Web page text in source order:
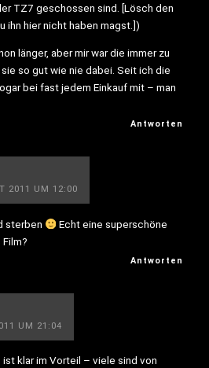
TZ7 geschossen sind. [Lösch den
ihn hier nicht haben magst.])
länger, aber mir war die immer zu
so gut wie nie dabei. Seit ich die
bei fast jedem Einkauf mit – man
Antworten
2011 UM 12:00
sterben
Echt eine superschöne
Antworten
UM 21:04
ist klar im Vorteil – viele sind von